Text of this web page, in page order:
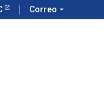
Correo arrow_drop_down